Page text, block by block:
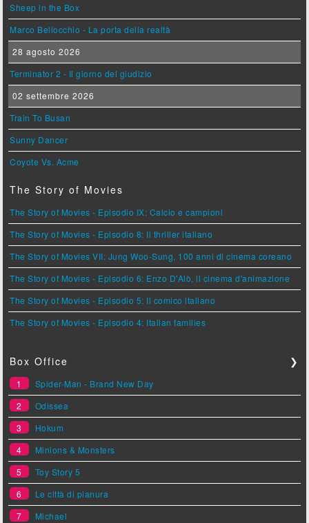
Sheep in the Box
Marco Bellocchio - La porta della realtà
28 agosto 2026
Terminator 2 - Il giorno del giudizio
02 settembre 2026
Train To Busan
Sunny Dancer
Coyote Vs. Acme
The Story of Movies
The Story of Movies - Episodio IX: Calcio e campioni
The Story of Movies - Episodio 8: Il thriller italiano
The Story of Movies VII: Jung Woo-Sung, 100 anni di cinema coreano
The Story of Movies - Episodio 6: Enzo D'Alò, il cinema d'animazione
The Story of Movies - Episodio 5: Il comico italiano
The Story of Movies - Episodio 4: Italian families
Box Office ❯
1
Spider-Man - Brand New Day
2
Odissea
3
Hokum
4
Minions & Monsters
5
Toy Story 5
6
Le città di pianura
7
Michael